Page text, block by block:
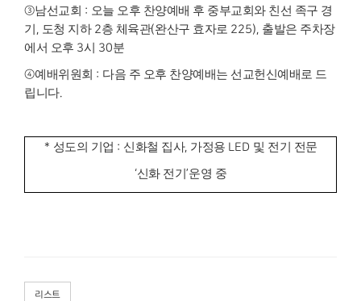
③남선교회 : 오늘 오후 찬양예배 후 중부교회와 친선 족구 경
기 , 도청 지하 2층 체육관(완산구 효자로 225), 출발은 주차장
에서 오후 3시 30분
④예배위원회 : 다음 주 오후 찬양예배는 선교헌신예배로 드
립니다.
* 성도의 기업 : 신화철 집사, 가정용 LED 및 전기 전문
‘신화 전기’운영 중
리스트